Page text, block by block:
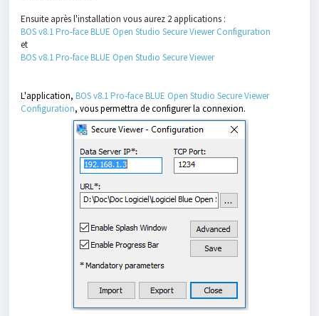
Ensuite après l'installation vous aurez 2 applications :
BOS v8.1 Pro-face BLUE Open Studio Secure Viewer Configuration
et
BOS v8.1 Pro-face BLUE Open Studio Secure Viewer
L'application, BOS v8.1 Pro-face BLUE Open Studio Secure Viewer
Configuration, vous permettra de configurer la connexion.